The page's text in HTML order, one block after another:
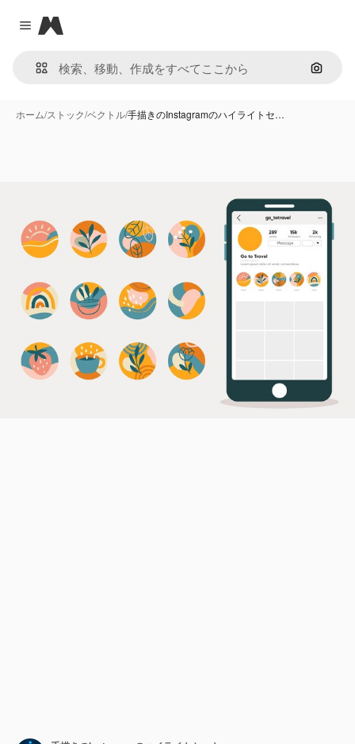
Close menu
Magnific
画像で
ホーム/ストック/ベクトル/手描きのInstagramのハイライトセ…